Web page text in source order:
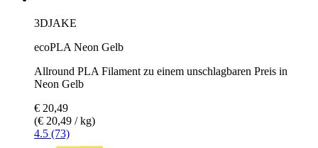
3DJAKE
ecoPLA Neon Gelb
Allround PLA Filament zu einem unschlagbaren Preis in
Neon Gelb
€ 20,49
(€ 20,49 / kg)
4.5 (73)